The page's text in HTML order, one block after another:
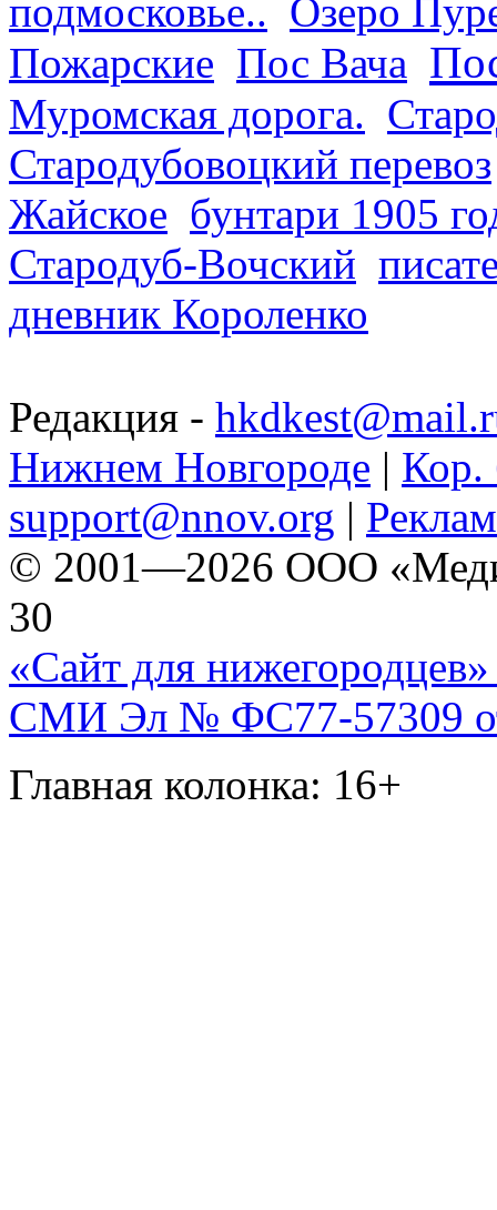
подмосковье.. Озеро
Пожарские Пос Вача
Муромская дорога.
Стародубовоцкий перевоз
Жайское бунтари 1905
Стародуб-Вочский
дневник Короленко
Редакция -
Нижнем Новгороде | Кор.
support@nnov.org |
© 2001—2026 ООО
30
«Сайт для нижегородцев»
СМИ Эл № ФС77-57309
Главная колонка: 16+